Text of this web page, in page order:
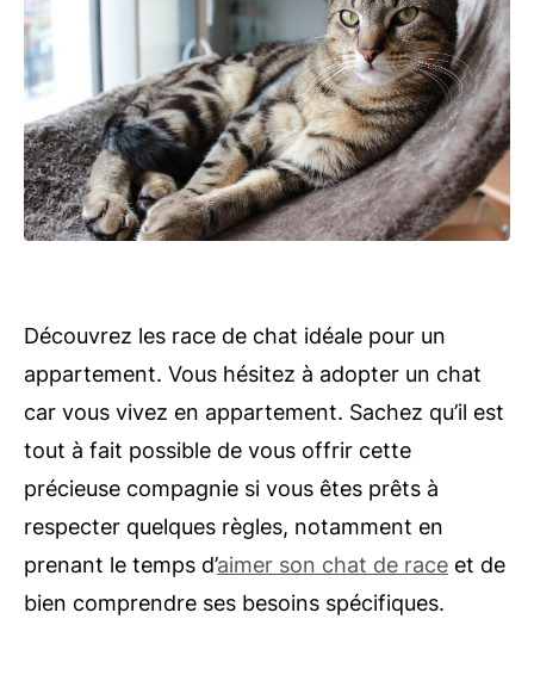
Découvrez les race de chat idéale pour un
appartement. Vous hésitez à adopter un chat
car vous vivez en appartement. Sachez qu’il est
tout à fait possible de vous offrir cette
précieuse compagnie si vous êtes prêts à
respecter quelques règles, notamment en
prenant le temps d’aimer son chat de race et de
bien comprendre ses besoins spécifiques.